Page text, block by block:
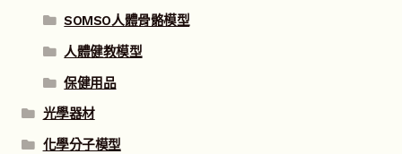
SOMSO人體骨骼模型
人體健教模型
保健用品
光學器材
化學分子模型